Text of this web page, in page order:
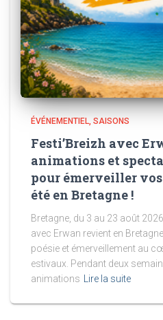
ÉVÉNEMENTIEL SAISONS
Festi’Breizh avec
animations et
pour émerveiller
été en Bretagne !
Bretagne, du 3 au 23 août
avec Erwan revient en
poésie et émerveillement au
estivaux. Pendant deux
animations
Lire la suite